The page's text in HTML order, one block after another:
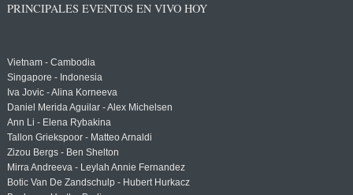
PRINCIPALES EVENTOS EN VIVO HOY
Vietnam - Cambodia
Singapore - Indonesia
Iva Jovic - Alina Korneeva
Daniel Merida Aguilar - Alex Michelsen
Ann Li - Elena Rybakina
Tallon Griekspoor - Matteo Arnaldi
Zizou Bergs - Ben Shelton
Mirra Andreeva - Leylah Annie Fernandez
Botic Van De Zandschulp - Hubert Hurkacz